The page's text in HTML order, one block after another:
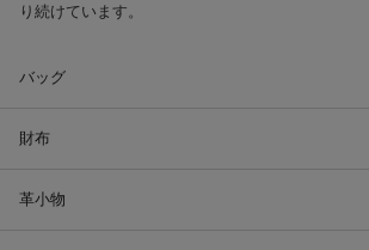
り続けています。
バッグ
財布
革小物